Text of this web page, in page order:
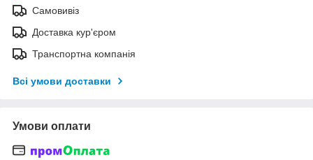
Самовивіз
Доставка кур'єром
Транспортна компанія
Всі умови доставки
Умови оплати